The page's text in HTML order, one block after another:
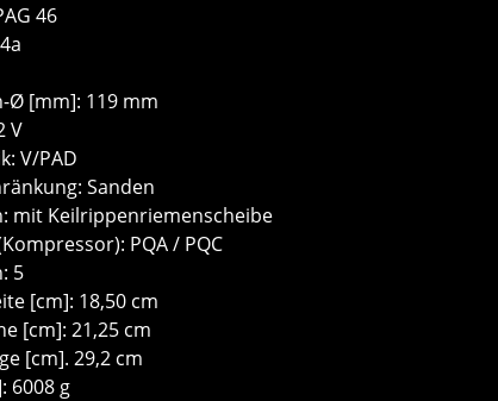
46
Ø [mm]: 119 mm
V
V/PAD
Sanden
mit Keilrippenriemenscheibe
PQA / PQC
5
[cm]: 18,50 cm
[cm]: 21,25 cm
[cm]. 29,2 cm
6008 g